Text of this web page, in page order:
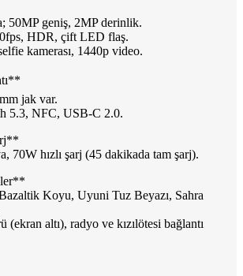
50MP geniş, 2MP derinlik.
HDR, çift LED flaş.
kamerası, 1440p video.
jak var.
5.3, NFC, USB-C 2.0.
70W hızlı şarj (45 dakikada tam şarj).
Koyu, Uyuni Tuz Beyazı, Sahra
(ekran altı), radyo ve kızılötesi bağlantı